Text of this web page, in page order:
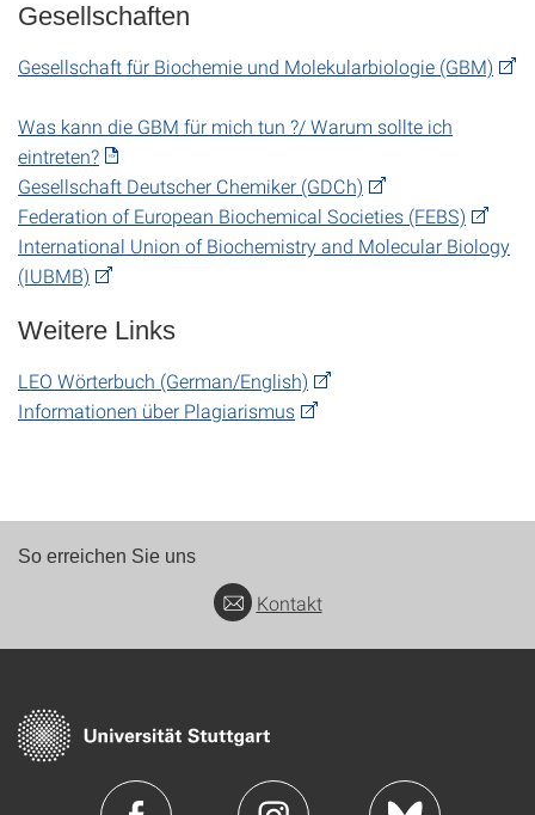
Gesellschaften
Gesellschaft für Biochemie und Molekularbiologie (GBM)
Was kann die GBM für mich tun ?/ Warum sollte ich
eintreten?
Gesellschaft Deutscher Chemiker (GDCh)
Federation of European Biochemical Societies (FEBS)
International Union of Biochemistry and Molecular Biology
(IUBMB)
Weitere Links
LEO Wörterbuch (German/English)
Informationen über Plagiarismus
So erreichen Sie uns
Kontakt